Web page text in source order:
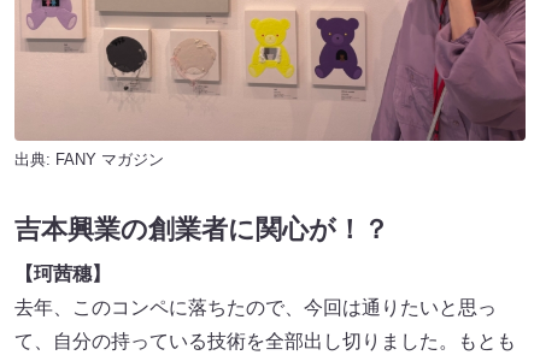
出典: FANY マガジン
吉本興業の創業者に関心が！？
【珂茜穗】
去年、このコンペに落ちたので、今回は通りたいと思っ
て、自分の持っている技術を全部出し切りました。もとも